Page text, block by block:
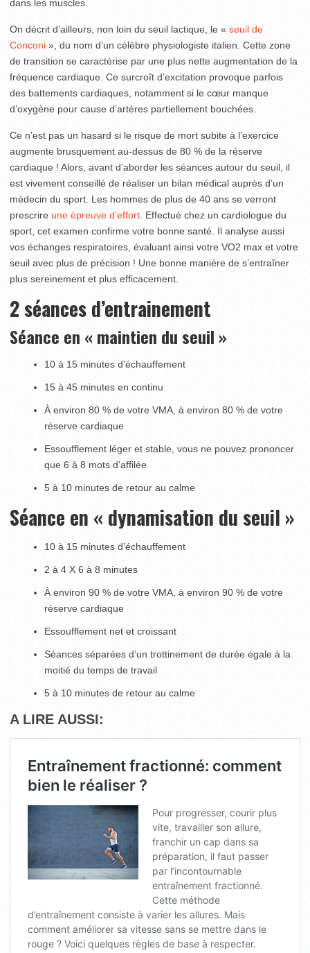
dans les muscles.
On décrit d’ailleurs, non loin du seuil lactique, le « seuil de
Conconi », du nom d’un célèbre physiologiste italien. Cette zone
de transition se caractérise par une plus nette augmentation de la
fréquence cardiaque. Ce surcroît d’excitation provoque parfois
des battements cardiaques, notamment si le cœur manque
d’oxygène pour cause d’artères partiellement bouchées.
Ce n’est pas un hasard si le risque de mort subite à l’exercice
augmente brusquement au-dessus de 80 % de la réserve
cardiaque ! Alors, avant d’aborder les séances autour du seuil, il
est vivement conseillé de réaliser un bilan médical auprès d’un
médecin du sport. Les hommes de plus de 40 ans se verront
prescrire une épreuve d’effort . Effectué chez un cardiologue du
sport, cet examen confirme votre bonne santé. Il analyse aussi
vos échanges respiratoires, évaluant ainsi votre VO2 max et votre
seuil avec plus de précision ! Une bonne manière de s’entraîner
plus sereinement et plus efficacement.
2 séances d’entrainement
Séance en « maintien du seuil »
10 à 15 minutes d’échauffement
15 à 45 minutes en continu
À environ 80 % de votre VMA, à environ 80 % de votre
réserve cardiaque
Essoufflement léger et stable, vous ne pouvez prononcer
que 6 à 8 mots d’affilée
5 à 10 minutes de retour au calme
Séance en « dynamisation du seuil »
10 à 15 minutes d’échauffement
2 à 4 X 6 à 8 minutes
À environ 90 % de votre VMA, à environ 90 % de votre
réserve cardiaque
Essoufflement net et croissant
Séances séparées d’un trottinement de durée égale à la
moitié du temps de travail
5 à 10 minutes de retour au calme
A LIRE AUSSI: